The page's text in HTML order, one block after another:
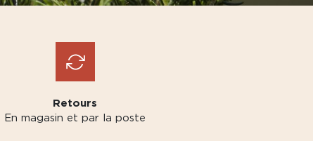
Retours
En magasin et par la poste